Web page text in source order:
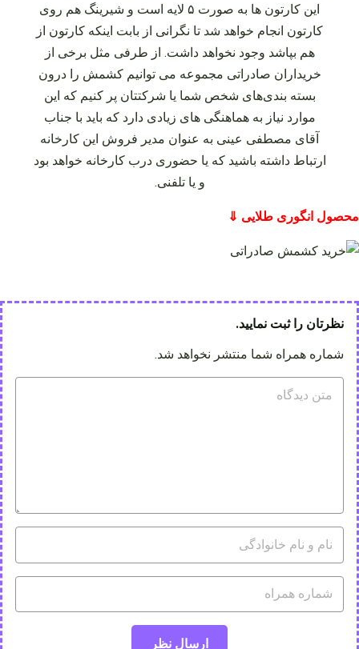
این کارتون‌ ها به صورت ۵ لایه است و شیرینگ هم روی
کارتون انجام خواهد شد تا نگرانی از بابت اینکه کارتون از
هم بپاشد وجود نخواهد داشت. از طرفی مثل برخی از
خریداران صادراتی مجموعه می‌ توانیم کشمش را درون
بسته‌ بندی‌های شخص شما یا شرکتتان پر کنیم که این
موارد نیاز به هماهنگی‌ های زیادی دارد که باید با جناب
آقای مصطفی عینی به عنوان مدیر فروش این کارخانه
ارتباط داشته باشید که یا حضوری درب کارخانه خواهد بود
و یا تلفنی.
محصول انگوری طلایی ⇓
نظرتان را ثبت نمایید.
شماره همراه شما منتشر نخواهد شد.